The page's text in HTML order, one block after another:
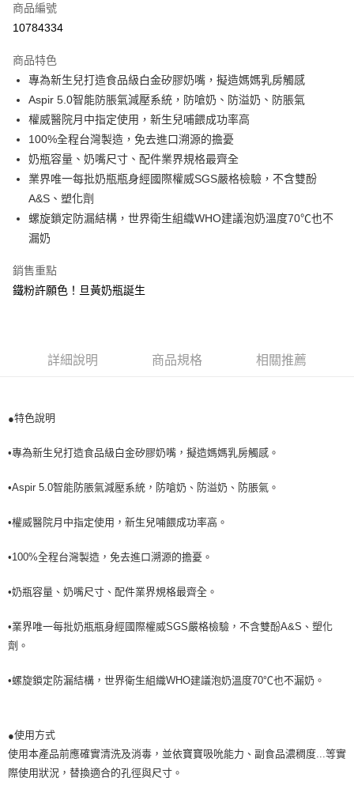
2.付款方式選擇「大哥付你分期」，訂單成立後會自動跳轉到大哥付的交易
流程，驗證手機門號後，選擇欲分期的期數、繳款截止日，確認付款後即完
3.實際核准額度、可分期數及費用金額請依後續交易確認頁面所載為準。
4.訂單成立30分鐘內，如未前往確認交易或遇審核未通過，訂單將自動取
消。如遇「轉專審核」未通過狀況，表示未達大哥付你分期系統評分，恕無
法說明評估內容。
1.分期款項不併入電信帳單，「大哥付你分期」於每月結算日後寄送繳費提
醒簡訊。
2.透過簡訊連結打開帳單後，可選擇「超商條碼／台灣大直營門市／銀行轉
帳／街口支付／iPASS MONEY」等通路繳費。
【注意事項】
用戶於交易時，得透過本服務購買商品或服務，並由商店將買賣／分期付款
買賣價金債權讓與本公司後，依約使用本公司帳單繳交帳款。
資料（包含姓名、電話或地址）提供予台灣大哥大進項蒐集、處理及利用，
3.完整用戶服務條款，請詳閱以下連結：
相關說明
【關於「AFTEE先享後付」】
便利好安心！
１．簡單：不需註冊會員、不需綁卡、不需儲值。
２．便利：只要手機號碼，簡訊認證，即可結帳。
３．安心：先確認商品／服務後，再付款。
１．於結帳方式選擇「AFTEE先享後付」後，將跳轉至「AFTEE先享後付」
結帳頁面，進行簡訊認證並確認金額後，即可完成結帳。
２．訂單成立數日內，您將收到繳費通知簡訊。
３．收到繳費通知簡訊後14天內，點擊此簡訊中的連結，可透過四大超商／
ATM／網路銀行／等多元方式進行付款，方視為交易完成。
※ 請注意：結帳手續完成當下不需立刻繳費，但若您需要取消訂單，請聯絡
購買商品的店家。未經商家同意取消之訂單仍視為有效，需透過AFTEE先享
後付繳納相關費用。
是否繳費成功／繳費後需取消欲退款等相關疑問，請聯繫「AFTEE先享後付
客戶支援中心」https://netprotections.freshdesk.com/support/home
權轉讓予恩沛科技股份有限公司。
「AFTEE先享後付」，若未經同意申辦者引起之損失，本公司不負相關責
時審查核予不同之上限額度；若仍有額度不足之情形，本公司將視審查結果
５．嚴禁一人註冊多個帳號或使用他人資訊註冊。若發現惡意使用之情形，
相關說明
「Hami Point」為中華電信所提供之點數服務，可於會員專區綁定中華電信
會員帳號後，即可在購物車使用 Hami Point 折抵消費金額 (1點等於1元)。
付款後全家取貨
每筆NT$100，滿NT$999(含以上)免運費
付款後萊爾富取貨
每筆NT$100，滿NT$1,000(含以上)免運費
商品編號
10784334
商品特色
專為新生兒打造食品級白金矽膠奶嘴，擬造媽媽乳房觸感
Aspir 5.0智能防脹氣減壓系統，防嗆奶、防溢奶、防脹氣
權威醫院月中指定使用，新生兒哺餵成功率高
100%全程台灣製造，免去進口溯源的擔憂
奶瓶容量、奶嘴尺寸、配件業界規格最齊全
業界唯一每批奶瓶瓶身經國際權威SGS嚴格檢驗，不含雙酚
A&S、塑化劑
螺旋鎖定防漏結構，世界衛生組織WHO建議泡奶溫度70℃也不
漏奶
銷售重點
鐵粉許願色！旦黃奶瓶誕生
詳細說明 商品規格 相關推薦
●特色說明
•專為新生兒打造食品級白金矽膠奶嘴，擬造媽媽乳房觸感。
•Aspir 5.0智能防脹氣減壓系統，防嗆奶、防溢奶、防脹氣。
•權威醫院月中指定使用，新生兒哺餵成功率高。
•100%全程台灣製造，免去進口溯源的擔憂。
•奶瓶容量、奶嘴尺寸、配件業界規格最齊全。
•業界唯一每批奶瓶瓶身經國際權威SGS嚴格檢驗，不含雙酚A&S、塑化
劑。
•螺旋鎖定防漏結構，世界衛生組織WHO建議泡奶溫度70℃也不漏奶。
●使用方式
使用本產品前應確實清洗及消毒，並依寶寶吸吮能力、副食品濃稠度...等實
際使用狀況，替換適合的孔徑與尺寸。